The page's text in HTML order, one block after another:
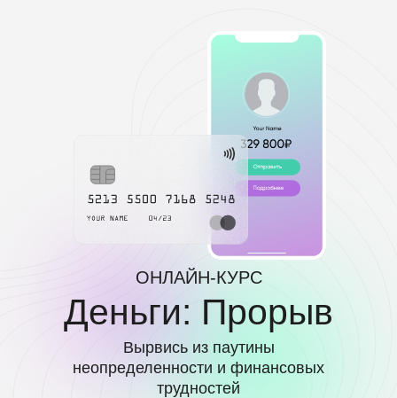
Деньги: Прорыв
Вырвись из паутины
неопределенности и финансовых
трудностей
ОНЛАЙН-КУРС